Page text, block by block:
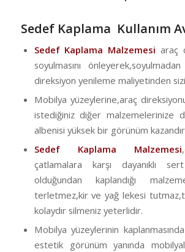
Sedef Kaplama Kullanım
Sedef Kaplama Malzemesi araç
soyulmasını
direksiyon yenileme maliyetinden
Mobilya yüzeylerine,araç
istediğiniz diğer malzemelerinize
albenisi yüksek bir görünüm
Sedef Kaplama Malzemesi
çatlamalara karşı dayanıklı
olduğundan kaplandığı
terletmez,kir ve yağ lekesi
kolaydır silmeniz yeterlidir.
Mobilya yüzeylerinin
estetik görünüm yanında